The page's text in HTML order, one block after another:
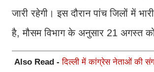
जारी रहेगी। इस दौरान पांच जिलों में
है, मौसम विभाग के अनुसार 21 अगस्त
Also Read -दिल्ली में कांग्रेस नेताओं की